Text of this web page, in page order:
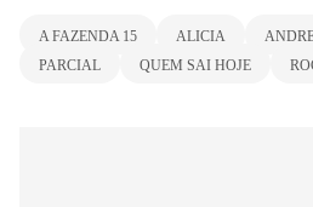
A FAZENDA 15 ALICIA
PARCIAL
QUEM SAI HOJE